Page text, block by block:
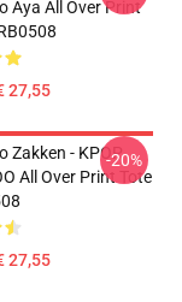
Aya All Over Print
27,55
Zakken - KPOP
All Over Print Tote
27,55
-20%